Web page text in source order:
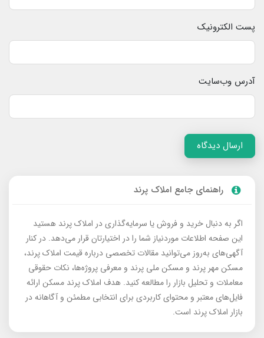
پست الکترونیک
آدرس وب‌سایت
ارسال دیدگاه
راهنمای جامع املاک پرند
اگر به دنبال خرید و فروش یا سرمایه‌گذاری در املاک پرند هستید
این صفحه اطلاعات موردنیاز شما را در اختیارتان قرار می‌دهد. در کنار
آگهی‌های به‌روز می‌توانید مقالات تخصصی درباره قیمت املاک پرند،
مسکن مهر پرند و مسکن ملی پرند و معرفی پروژه‌ها، نکات حقوقی
معاملات و تحلیل بازار را مطالعه کنید. هدف املاک پرند مسکن ارائه
فایل‌های معتبر و محتوای کاربردی برای انتخابی مطمئن و آگاهانه در
بازار املاک پرند است.